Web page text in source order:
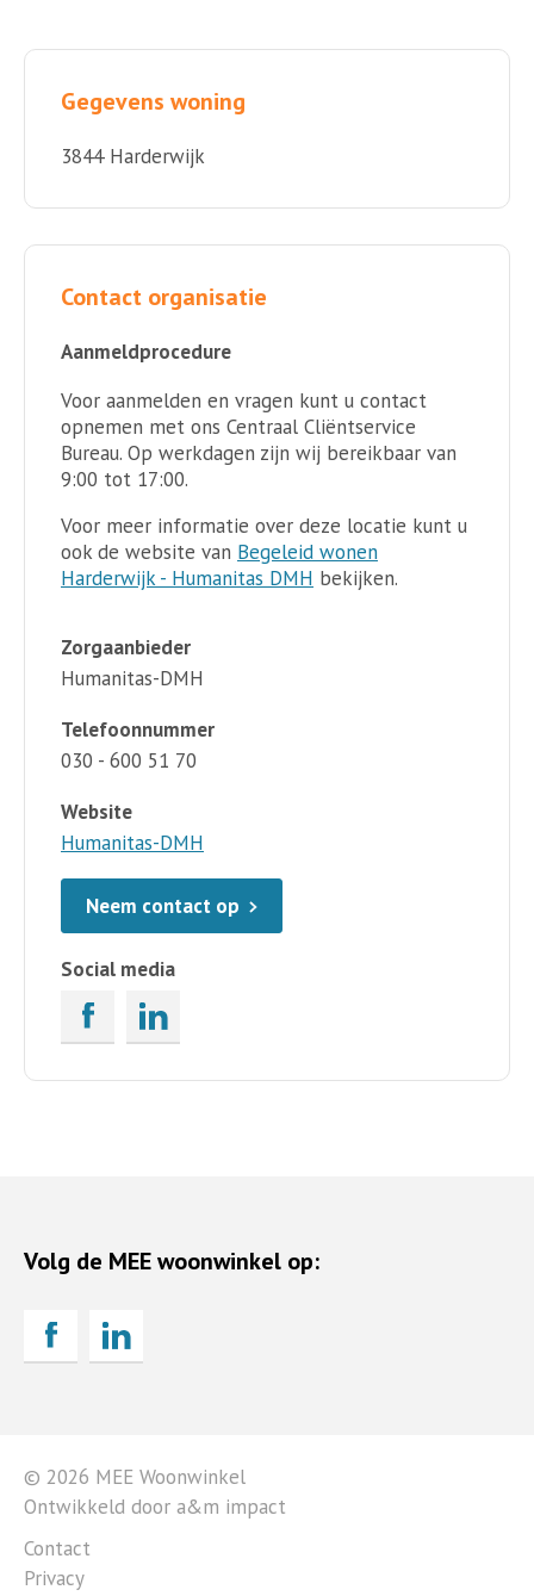
Gegevens woning
3844 Harderwijk
Contact organisatie
Aanmeldprocedure
Voor aanmelden en vragen kunt u contact
opnemen met ons Centraal Cliëntservice
Bureau. Op werkdagen zijn wij bereikbaar van
9:00 tot 17:00.
Voor meer informatie over deze locatie kunt u
ook de website van Begeleid wonen
Harderwijk - Humanitas DMH bekijken.
Zorgaanbieder
Humanitas-DMH
Telefoonnummer
030 - 600 51 70
Website
Humanitas-DMH
Neem contact op
Social media
Volg de MEE woonwinkel op:
© 2026 MEE Woonwinkel
Ontwikkeld door a&m impact
Contact
Privacy